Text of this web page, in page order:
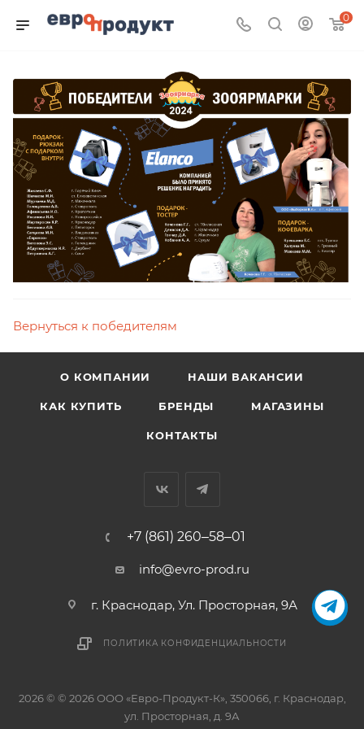
0
Вернуться к победителям
О КОМПАНИИ НАШИ ВАКАНСИИ
КАК КУПИТЬ БРЕНДЫ МАГАЗИНЫ
КОНТАКТЫ
+7 (861) 260‒58‒01
info@evro-prod.ru
г. Краснодар, ​Ул. Просторная, 9А
ПОЛИТИКА КОНФИДЕНЦИАЛЬНОСТИ
2026 © © 2026 ООО «Евро-Продукт-К», 350066, г. Краснодар,
ул. Просторная, д. 9А